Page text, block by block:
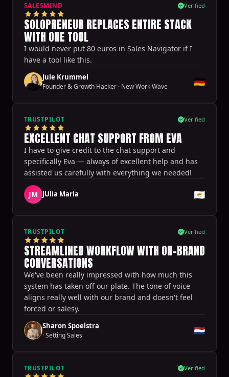
SALESMIND Verified
SOLOPRENEUR REPLACES ENTIRE STACK
WITH ONE TOOL
I would never put 80 euros in Sales Navigator if I
have a tool like this.
Jule Krummel
Founder & Growth Hacker · New Work Wave 🇩🇪
TRUSTPILOT Verified
EXCELLENT CHAT SUPPORT FROM EVA
I have to give credit to the chat support and
specifically Eva — always of excellent help and has
assisted us carefully with everything we needed!
JM JUlia Maria 🇨🇾
TRUSTPILOT Verified
STREAMLINED WORKFLOW WITH ON-BRAND
CONVERSATIONS
We've been really impressed with how much this
system has taken off our plate. The tone of voice
aligns really well with our brand and doesn't feel
forced or salesy.
Sharon Spoelstra
·Setting Sales 🇳🇱
TRUSTPILOT Verified